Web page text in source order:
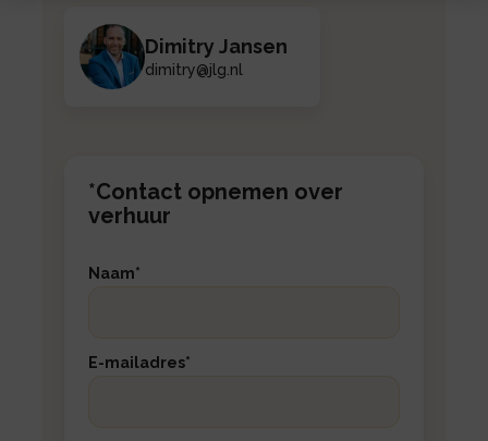
Dimitry Jansen
dimitry@jlg.nl
*Contact opnemen over
verhuur
Naam*
E-mailadres*